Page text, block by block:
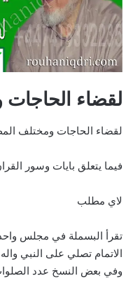
لقضاء
لقضاء الحاجات ومختلف
فيما يتعلق بايات وسور
لاي مطلب
تقرأ البسملة في مجلس
الاتمام تصلي على النبي
وفي بعض النسخ عدد الصلوات